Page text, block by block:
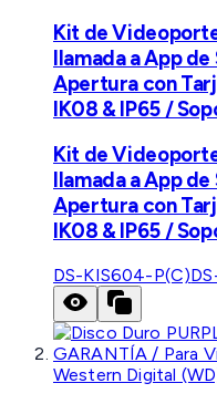
Kit de
llamada a App
Apertura con
IK08 & IP65 /
Kit de
llamada a App
Apertura con
IK08 & IP65 /
DS-KIS604-P(C)
Western Digital